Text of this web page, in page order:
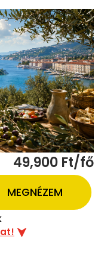
49,900 Ft/fő
MEGNÉZEM